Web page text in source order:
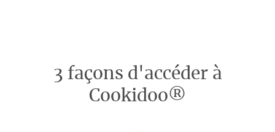
3 façons d'accéder à
Cookidoo®